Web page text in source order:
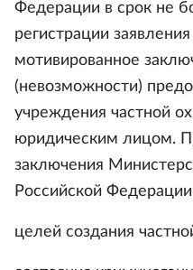
Федерации в срок не
регистрации
мотивированное
(невозможности)
учреждения частной
юридическим лицом.
заключения
Российской
целей создания